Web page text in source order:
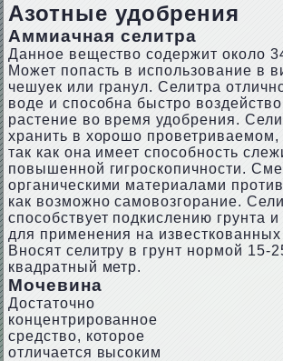
Азотные удобрения
Аммиачная селитра
Данное вещество содержит около
Может попасть в использование в
чешуек или гранул. Селитра
воде и способна быстро
растение во время удобрения.
хранить в хорошо проветриваемом,
так как она имеет способность
повышенной гигроскопичности.
органическими материалами
как возможно самовозгорание.
способствует подкислению грунта
для применения на известкованных
Вносят селитру в грунт нормой 15-
квадратный метр.
Мочевина
Достаточно
концентрированное
средство, которое
отличается высоким